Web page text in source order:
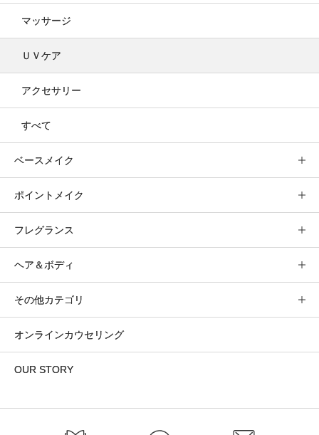
マッサージ
ＵＶケア
アクセサリー
すべて
ベースメイク
ポイントメイク
フレグランス
ヘア＆ボディ
その他カテゴリ
オンラインカウセリング
OUR STORY